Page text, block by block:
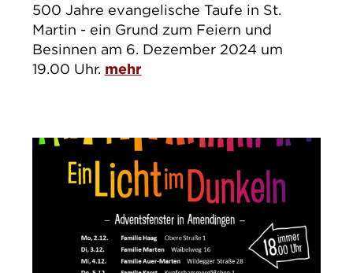
500 Jahre evangelische Taufe in St.
Martin - ein Grund zum Feiern und
Besinnen am 6. Dezember 2024 um
19.00 Uhr. mehr